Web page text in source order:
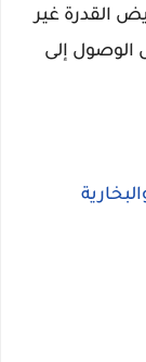
القدرة غير
الوصول إلى